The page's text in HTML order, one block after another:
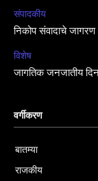
संपादकीय
निकोप संवादाचे जागरण
विशेष
जागतिक जनजातीय
वर्गीकरण
बातम्या
राजकीय